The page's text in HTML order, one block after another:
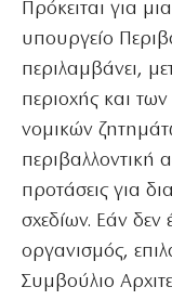
Πρόκειται για
υπουργείο
περιλαμβάνει,
περιοχής και
νομικών
περιβαλλοντική
προτάσεις για
σχεδίων. Εάν δεν
οργανισμός,
Συμβούλιο